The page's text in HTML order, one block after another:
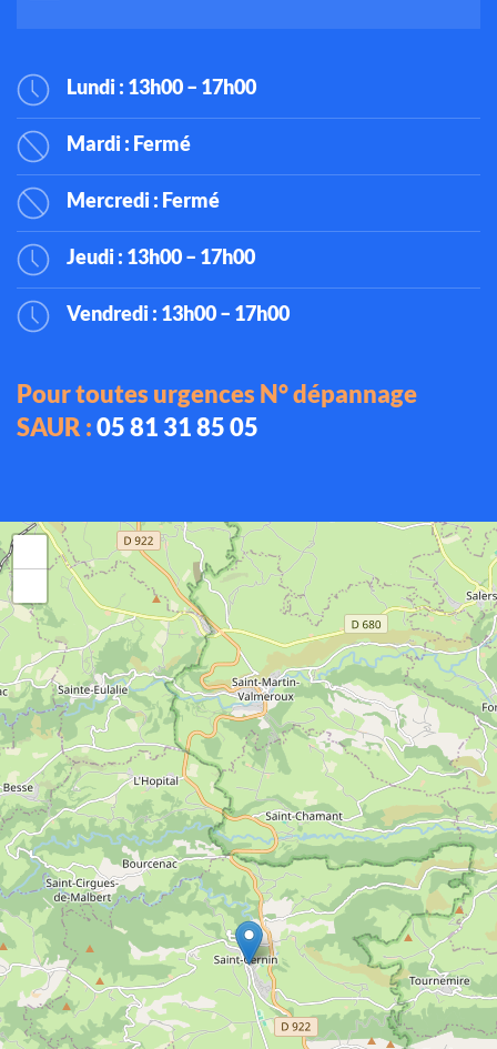
Lundi : 13h00 – 17h00
Mardi : Fermé
Mercredi : Fermé
Jeudi : 13h00 – 17h00
Vendredi : 13h00 – 17h00
Pour toutes urgences N° dépannage
SAUR :05 81 31 85 05